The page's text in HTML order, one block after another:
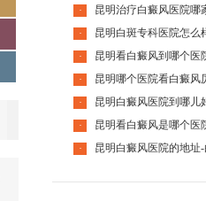
·
·
·
·
·
·
·